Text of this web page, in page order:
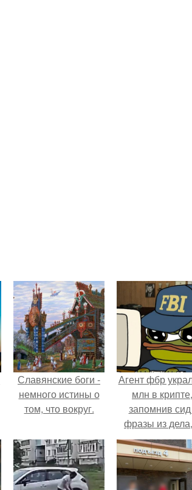
Славянские боги -
немного истины о
том, что вокруг.
Агент фбр
млн в крипте,
запомнив
фразы из
советовался
Chatgpt, как
потратить.